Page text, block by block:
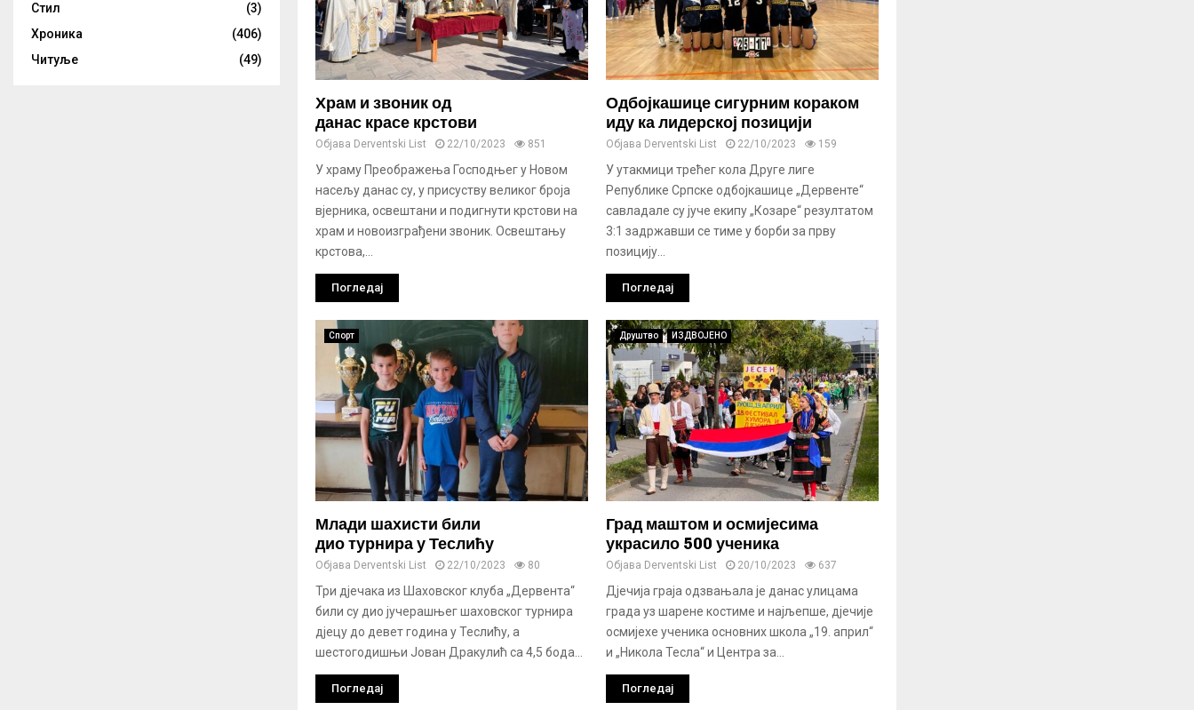
Храм и звоник од
данас красе крстови
Објава Derventski List 22/10/2023 851
У храму Преображења Господњег у Новом
насељу данаc су, у присуству великог броја
вјерника, освештани и подигнути крстови на
храм и новоизграђени звоник. Освештању
крстова,...
Погледај
Одбојкашице сигурним кораком
иду ка лидерској позицији
Објава Derventski List 22/10/2023 159
У утакмици трећег кола Друге лиге
Републике Српске одбојкашице „Дервенте“
савладале су јуче екипу „Козаре“ резултатом
3:1 задржавши се тиме у борби за прву
позицију...
Погледај
Спорт
Млади шахисти били
дио турнира у Теслићу
Објава Derventski List 22/10/2023 80
Три дјечака из Шаховског клуба „Дервента“
били су дио јучерашњег шаховског турнира
дјецу до девет година у Теслићу, а
шестогодишњи Јован Дракулић са 4,5 бода...
Погледај
Друштво ИЗДВОЈЕНО
Град маштом и осмијесима
украсило 500 ученика
Објава Derventski List 20/10/2023 637
Дјечија граја одзвањала је данас улицама
града уз шарене костиме и најљепше, дјечије
осмијехе ученика основних школа „19. април“
и „Никола Тесла“ и Центра за...
Погледај
Стил
(3)
Хроника
(406)
Читуље
(49)